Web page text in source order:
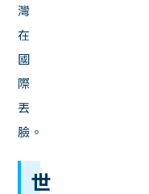
灣
在
國
際
丟
臉。
世